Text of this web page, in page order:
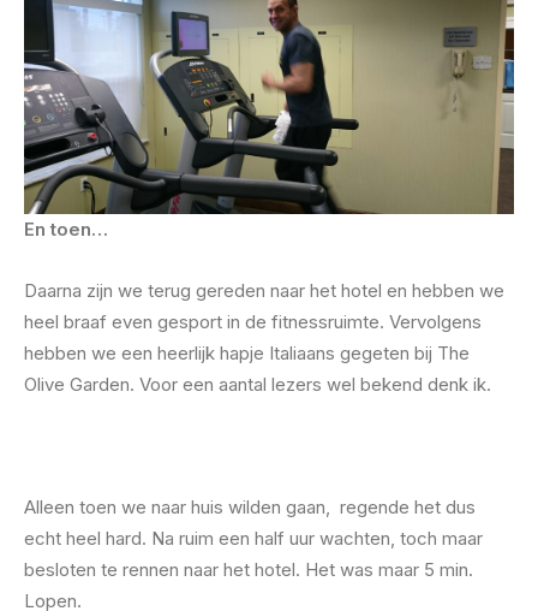
En toen…
Daarna zijn we terug gereden naar het hotel en hebben we
heel braaf even gesport in de fitnessruimte. Vervolgens
hebben we een heerlijk hapje Italiaans gegeten bij The
Olive Garden. Voor een aantal lezers wel bekend denk ik.
Alleen toen we naar huis wilden gaan, regende het dus
echt heel hard. Na ruim een half uur wachten, toch maar
besloten te rennen naar het hotel. Het was maar 5 min.
Lopen.